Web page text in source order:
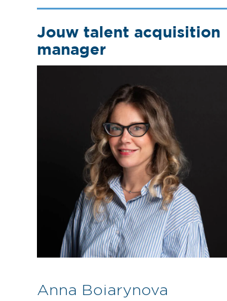
Jouw talent acquisition
manager
Anna Boiarynova